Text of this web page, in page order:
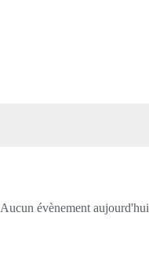
Aucun évènement aujourd'hui